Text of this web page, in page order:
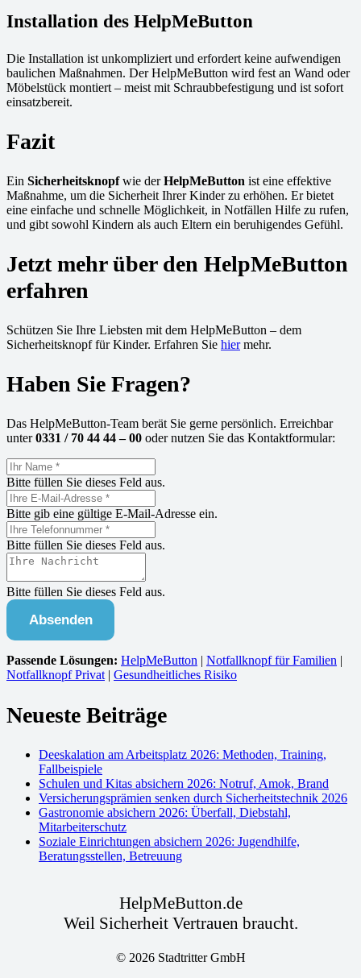
Installation des HelpMeButton
Die Installation ist unkompliziert und erfordert keine aufwendigen
baulichen Maßnahmen. Der HelpMeButton wird fest an Wand oder
Möbelstück montiert – meist mit Schraubbefestigung und ist sofort
einsatzbereit.
Fazit
Ein Sicherheitsknopfwie derHelpMeButton ist eine effektive
Maßnahme, um die Sicherheit Ihrer Kinder zu erhöhen. Er bietet
eine einfache und schnelle Möglichkeit, in Notfällen Hilfe zu rufen,
und gibt sowohl Kindern als auch Eltern ein beruhigendes Gefühl.
Jetzt mehr über den HelpMeButton
erfahren
Schützen Sie Ihre Liebsten mit dem HelpMeButton – dem
Sicherheitsknopf für Kinder. Erfahren Sie hiermehr.
Haben Sie Fragen?
Das HelpMeButton-Team berät Sie gerne persönlich. Erreichbar
unter 0331 / 70 44 44 – 00 oder nutzen Sie das Kontaktformular:
Bitte füllen Sie dieses Feld aus.
Bitte gib eine gültige E-Mail-Adresse ein.
Bitte füllen Sie dieses Feld aus.
Bitte füllen Sie dieses Feld aus.
Absenden
Passende Lösungen: HelpMeButton | Notfallknopf für Familien |
Notfallknopf Privat | Gesundheitliches Risiko
Neueste Beiträge
Deeskalation am Arbeitsplatz 2026: Methoden, Training,
Fallbeispiele
Schulen und Kitas absichern 2026: Notruf, Amok, Brand
Versicherungsprämien senken durch Sicherheitstechnik 2026
Gastronomie absichern 2026: Überfall, Diebstahl,
Mitarbeiterschutz
Soziale Einrichtungen absichern 2026: Jugendhilfe,
Beratungsstellen, Betreuung
HelpMeButton.de
Weil Sicherheit Vertrauen braucht.
© 2026 Stadtritter GmbH